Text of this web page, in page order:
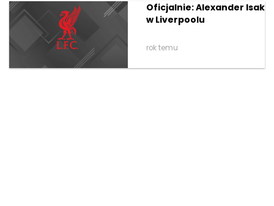
Oficjalnie: Alexander Isak
w Liverpoolu
rok temu